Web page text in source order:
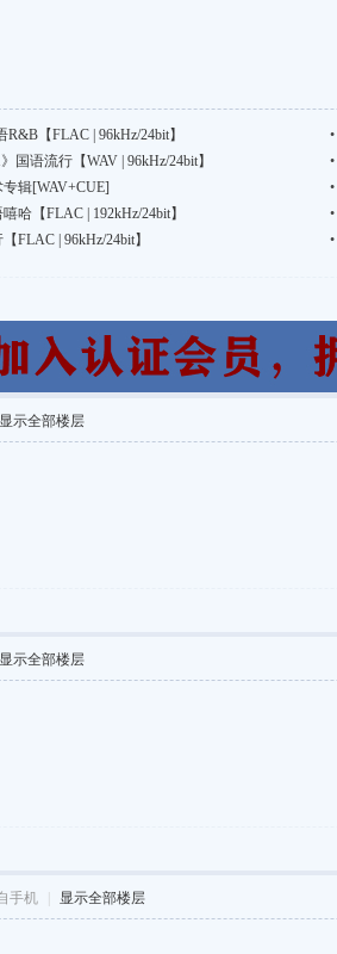
【FLAC | 96kHz/24bit】 •
国语流行【WAV | 96kHz/24bit】 •
辑[WAV+CUE] •
哈【FLAC | 192kHz/24bit】 •
FLAC | 96kHz/24bit】 •
显示全部楼层
显示全部楼层
手机 显示全部楼层